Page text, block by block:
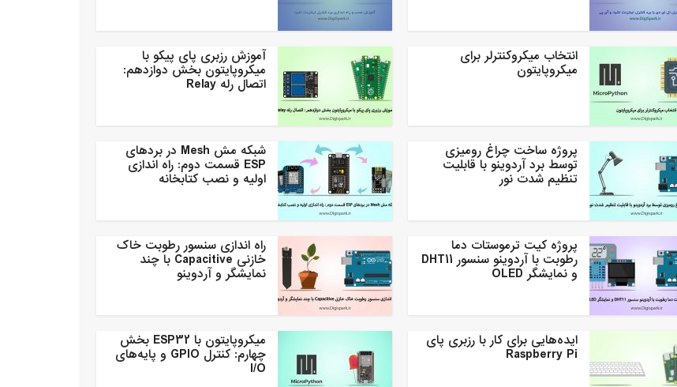
انتخاب میکروکنترلر برای
میکروپایتون
آموزش رزبری پای پیکو با
میکروپایتون بخش دوازدهم:
اتصال رله Relay
پروژه ساخت چراغ رومیزی
توسط برد آردوینو با قابلیت
تنظیم شدت نور
شبکه مش Mesh در بردهای
ESP قسمت دوم: راه اندازی
اولیه و نصب کتابخانه
پروژه کیت ترموستات دما
رطوبت با آردوینو سنسور DHT11
و نمایشگر OLED
راه اندازی سنسور رطوبت خاک
خازنی Capacitive با چند
نمایشگر و آردوینو
ایده‌هایی برای کار با رزبری پای
Raspberry Pi
میکروپایتون با ESP32 بخش
چهارم: کنترل GPIO و پایه‌های
I/O